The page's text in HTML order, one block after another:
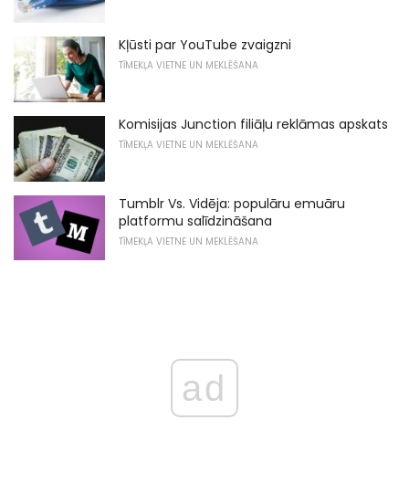
Kļūsti par YouTube zvaigzni
TĪMEKĻA VIETNE UN MEKLĒŠANA
Komisijas Junction filiāļu reklāmas apskats
TĪMEKĻA VIETNE UN MEKLĒŠANA
Tumblr Vs. Vidēja: populāru emuāru
platformu salīdzināšana
TĪMEKĻA VIETNE UN MEKLĒŠANA
ad